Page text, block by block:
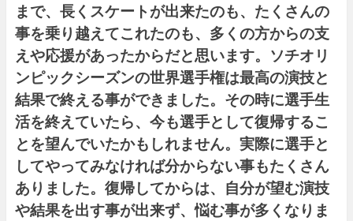
まで、長くスケートが出来たのも、たくさんの
事を乗り越えてこれたのも、多くの方からの支
えや応援があったからだと思います。ソチオリ
ンピックシーズンの世界選手権は最高の演技と
結果で終える事ができました。その時に選手生
活を終えていたら、今も選手として復帰するこ
とを望んでいたかもしれません。実際に選手と
してやってみなければ分からない事もたくさん
ありました。復帰してからは、自分が望む演技
や結果を出す事が出来ず、悩む事が多くなりま